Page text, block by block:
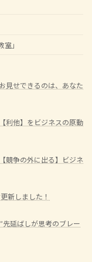
」
見せできるのは、あなた
利他】をビジネスの原動
競争の外に出る】ビジネ
新しました！
延ばしが思考のブレー